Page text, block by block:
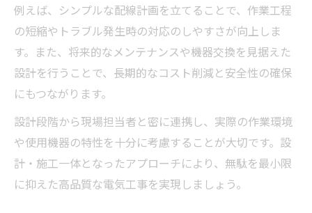
例えば、シンプルな配線計画を立てることで、作業工程
の短縮やトラブル発生時の対応のしやすさが向上しま
す。また、将来的なメンテナンスや機器交換を見据えた
設計を行うことで、長期的なコスト削減と安全性の確保
にもつながります。
設計段階から現場担当者と密に連携し、実際の作業環境
や使用機器の特性を十分に考慮することが大切です。設
計・施工一体となったアプローチにより、無駄を最小限
に抑えた高品質な電気工事を実現しましょう。